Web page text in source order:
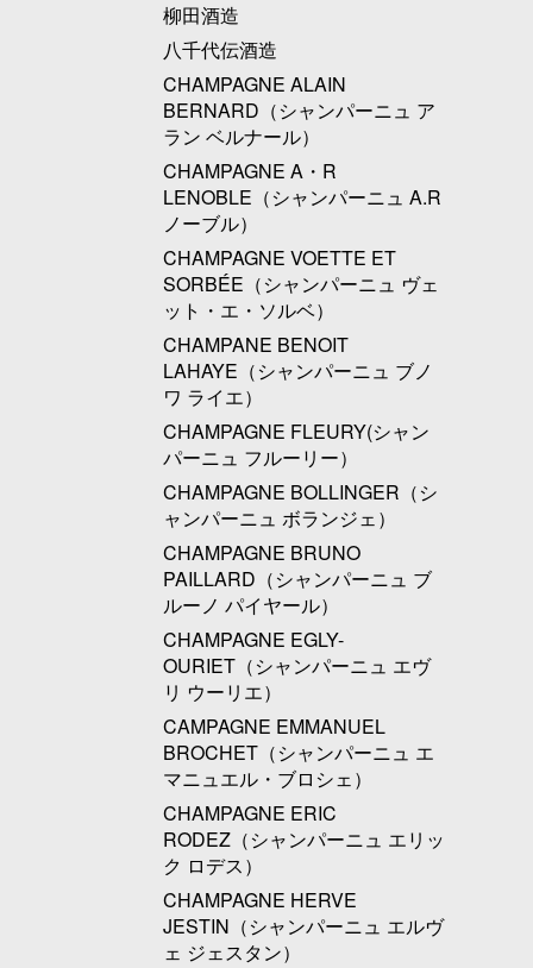
柳田酒造
八千代伝酒造
CHAMPAGNE ALAIN
BERNARD（シャンパーニュ ア
ラン ベルナール）
CHAMPAGNE A・R
LENOBLE（シャンパーニュ A.R
ノーブル）
CHAMPAGNE VOETTE ET
SORBÉE（シャンパーニュ ヴェ
ット・エ・ソルベ）
CHAMPANE BENOIT
LAHAYE（シャンパーニュ ブノ
ワ ライエ）
CHAMPAGNE FLEURY(シャン
パーニュ フルーリー）
CHAMPAGNE BOLLINGER（シ
ャンパーニュ ボランジェ）
CHAMPAGNE BRUNO
PAILLARD（シャンパーニュ ブ
ルーノ パイヤール）
CHAMPAGNE EGLY-
OURIET（シャンパーニュ エヴ
リ ウーリエ）
CAMPAGNE EMMANUEL
BROCHET（シャンパーニュ エ
マニュエル・ブロシェ）
CHAMPAGNE ERIC
RODEZ（シャンパーニュ エリッ
ク ロデス）
CHAMPAGNE HERVE
JESTIN（シャンパーニュ エルヴ
ェ ジェスタン）